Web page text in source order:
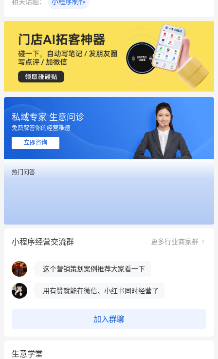
私域专家 生意问诊
免费解答你的经营难题
立即咨询
热门问答
小程序经营交流群 更多行业商家群
这个营销策划案例推荐大家看一下
昨晚的直播课程太好啦❤️
冰墩墩货源充足需要的联系我
这个营销策划案例推荐大家看一下
用有赞就能在微信、小红书同时经营了
加入群聊
生意学堂